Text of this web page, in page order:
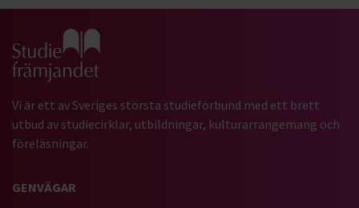
Gå till studiefrämjandets startsida
Vi är ett av Sveriges största studieförbund med ett brett
utbud av studiecirklar, utbildningar, kulturarrangemang och
föreläsningar.
GENVÄGAR